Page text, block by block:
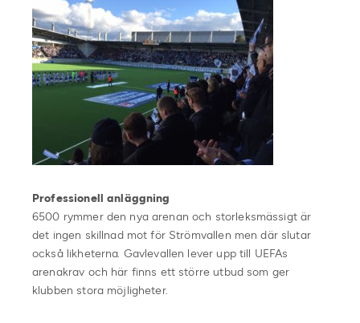
Professionell anläggning
6500 rymmer den nya arenan och storleksmässigt är
det ingen skillnad mot för Strömvallen men där slutar
också likheterna. Gavlevallen lever upp till UEFAs
arenakrav och här finns ett större utbud som ger
klubben stora möjligheter.